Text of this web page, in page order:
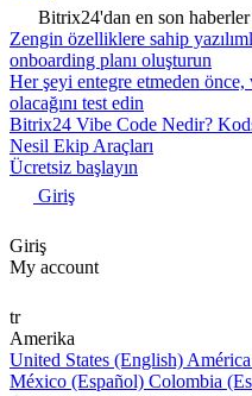
Bitrix24'dan en son haberler
Zengin özelliklere sahip
onboarding planı oluşturun
Her şeyi entegre etmeden önce,
olacağını test edin
Bitrix24 Vibe Code Nedir?
Nesil Ekip Araçları
Ücretsiz başlayın
Giriş
Giriş
My account
tr
Amerika
United States (English)
México (Español) Colombia